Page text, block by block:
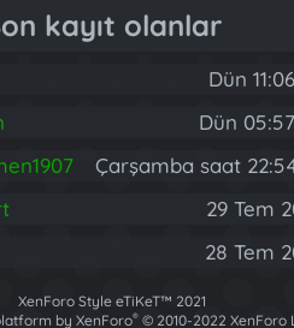
kayıt olanlar
Dün
Dün
Çarşamba saat
29 Tem
28 Tem
XenForo Style eTiKeT™ 2021
by XenForo® © 2010-2022 XenForo